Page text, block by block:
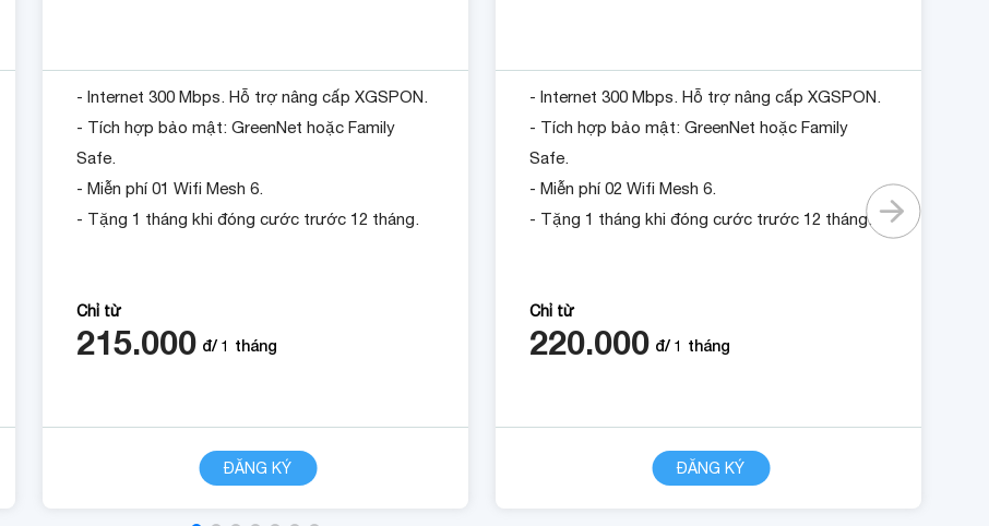
- Internet 300 Mbps. Hỗ trợ nâng cấp XGSPON.
- Tích hợp bảo mật: GreenNet hoặc Family
Safe.
- Miễn phí 01 Wifi Mesh 6.
- Tặng 1 tháng khi đóng cước trước 12 tháng.
Chỉ từ
215.000 đ/1 tháng
ĐĂNG KÝ
- Internet 300 Mbps. Hỗ trợ nâng cấp XGSPON.
- Tích hợp bảo mật: GreenNet hoặc Family
Safe.
- Miễn phí 02 Wifi Mesh 6.
- Tặng 1 tháng khi đóng cước trước 12 tháng.
Chỉ từ
220.000 đ/1 tháng
CHI TIẾT ĐĂNG KÝ
CHI TIẾT